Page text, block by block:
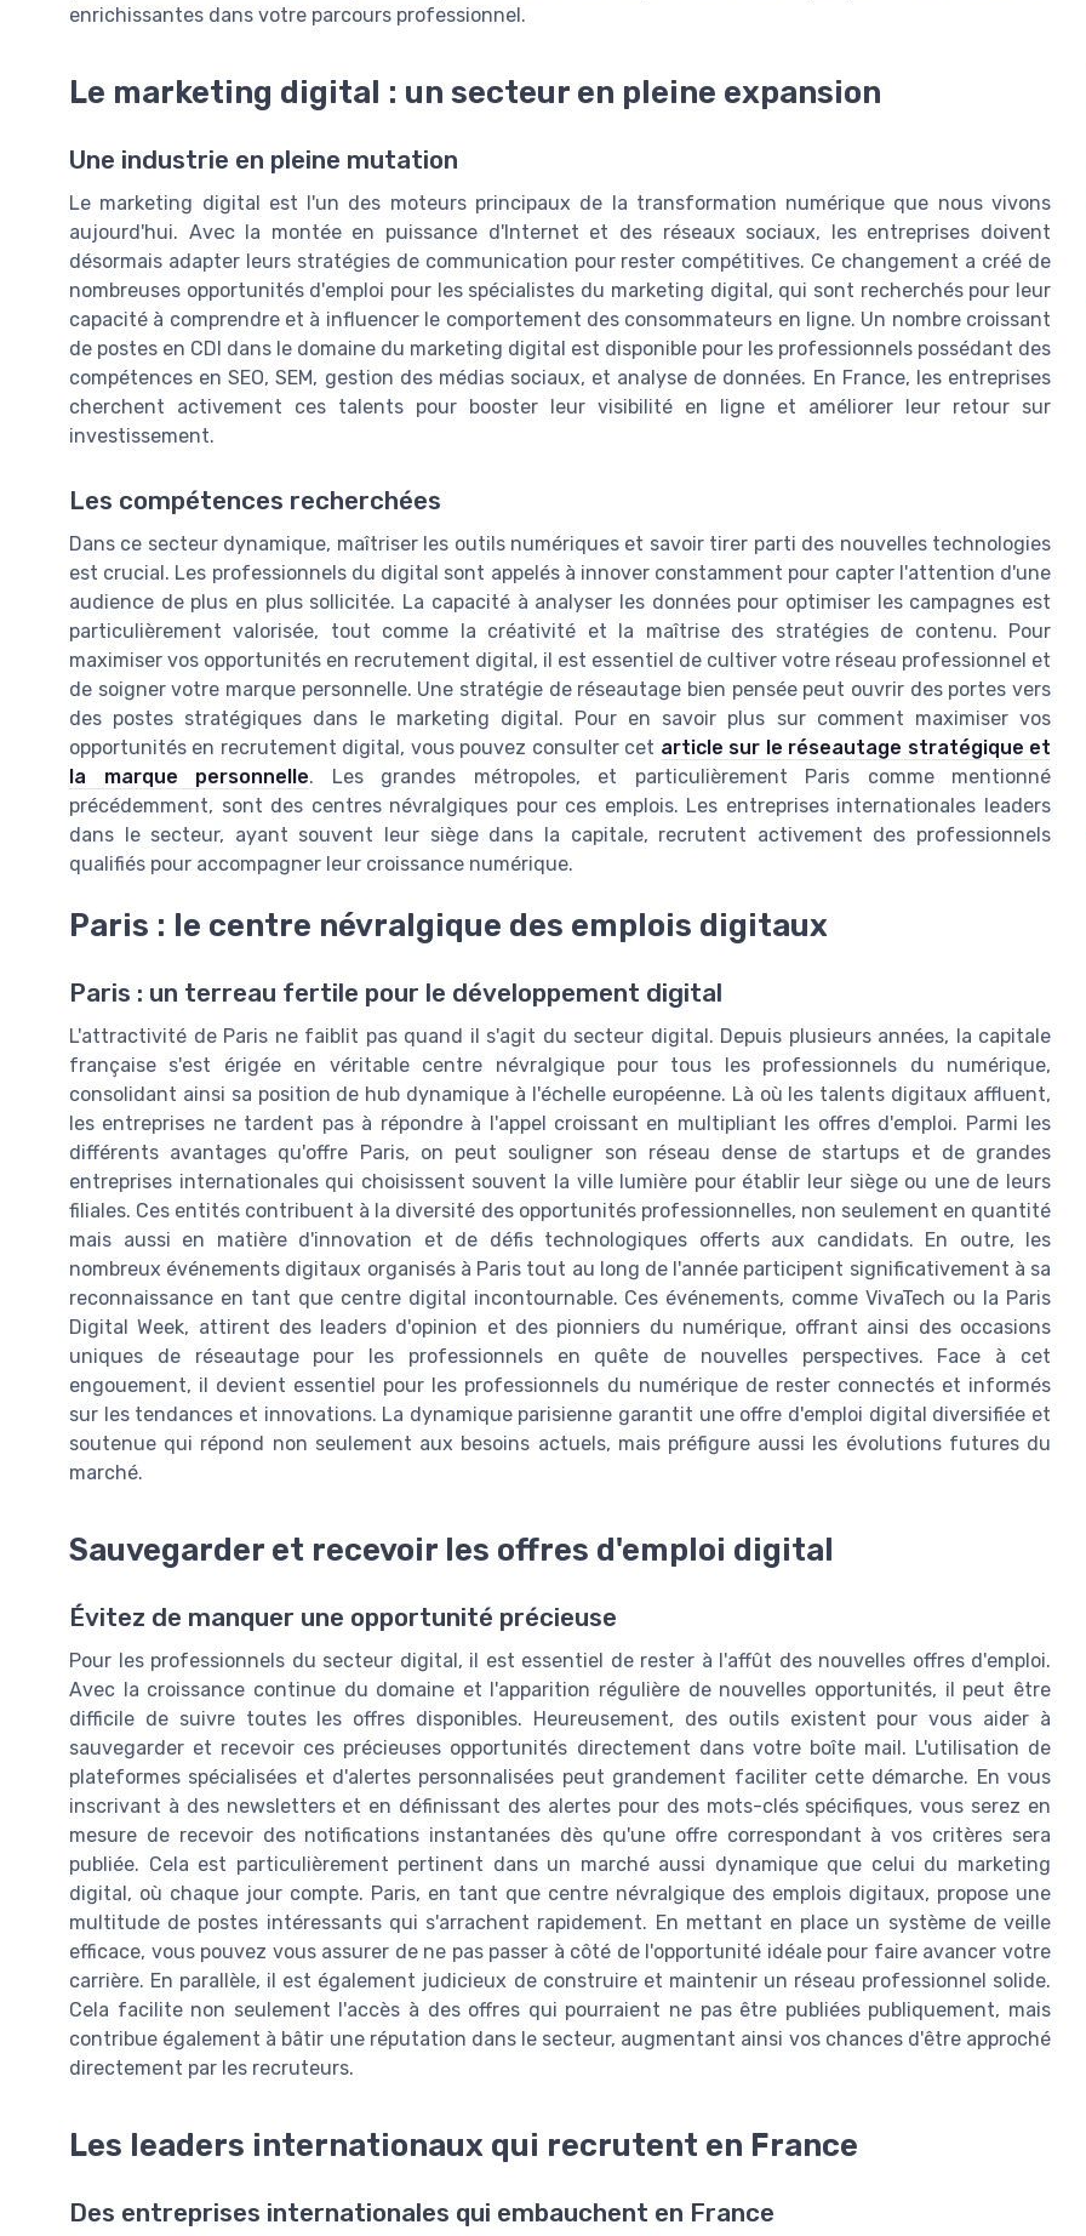
enrichissantes dans votre parcours professionnel.
Le marketing digital : un secteur en pleine expansion
Une industrie en pleine mutation
Le marketing digital est l'un des moteurs principaux de la transformation numérique que nous vivons
aujourd'hui. Avec la montée en puissance d'Internet et des réseaux sociaux, les entreprises doivent
désormais adapter leurs stratégies de communication pour rester compétitives. Ce changement a créé de
nombreuses opportunités d'emploi pour les spécialistes du marketing digital, qui sont recherchés pour leur
capacité à comprendre et à influencer le comportement des consommateurs en ligne. Un nombre croissant
de postes en CDI dans le domaine du marketing digital est disponible pour les professionnels possédant des
compétences en SEO, SEM, gestion des médias sociaux, et analyse de données. En France, les entreprises
cherchent activement ces talents pour booster leur visibilité en ligne et améliorer leur retour sur
investissement.
Les compétences recherchées
Dans ce secteur dynamique, maîtriser les outils numériques et savoir tirer parti des nouvelles technologies
est crucial. Les professionnels du digital sont appelés à innover constamment pour capter l'attention d'une
audience de plus en plus sollicitée. La capacité à analyser les données pour optimiser les campagnes est
particulièrement valorisée, tout comme la créativité et la maîtrise des stratégies de contenu. Pour
maximiser vos opportunités en recrutement digital, il est essentiel de cultiver votre réseau professionnel et
de soigner votre marque personnelle. Une stratégie de réseautage bien pensée peut ouvrir des portes vers
des postes stratégiques dans le marketing digital. Pour en savoir plus sur comment maximiser vos
opportunités en recrutement digital, vous pouvez consulter cet article sur le réseautage stratégique et
la marque personnelle. Les grandes métropoles, et particulièrement Paris comme mentionné
précédemment, sont des centres névralgiques pour ces emplois. Les entreprises internationales leaders
dans le secteur, ayant souvent leur siège dans la capitale, recrutent activement des professionnels
qualifiés pour accompagner leur croissance numérique.
Paris : le centre névralgique des emplois digitaux
Paris : un terreau fertile pour le développement digital
L'attractivité de Paris ne faiblit pas quand il s'agit du secteur digital. Depuis plusieurs années, la capitale
française s'est érigée en véritable centre névralgique pour tous les professionnels du numérique,
consolidant ainsi sa position de hub dynamique à l'échelle européenne. Là où les talents digitaux affluent,
les entreprises ne tardent pas à répondre à l'appel croissant en multipliant les offres d'emploi. Parmi les
différents avantages qu'offre Paris, on peut souligner son réseau dense de startups et de grandes
entreprises internationales qui choisissent souvent la ville lumière pour établir leur siège ou une de leurs
filiales. Ces entités contribuent à la diversité des opportunités professionnelles, non seulement en quantité
mais aussi en matière d'innovation et de défis technologiques offerts aux candidats. En outre, les
nombreux événements digitaux organisés à Paris tout au long de l'année participent significativement à sa
reconnaissance en tant que centre digital incontournable. Ces événements, comme VivaTech ou la Paris
Digital Week, attirent des leaders d'opinion et des pionniers du numérique, offrant ainsi des occasions
uniques de réseautage pour les professionnels en quête de nouvelles perspectives. Face à cet
engouement, il devient essentiel pour les professionnels du numérique de rester connectés et informés
sur les tendances et innovations. La dynamique parisienne garantit une offre d'emploi digital diversifiée et
soutenue qui répond non seulement aux besoins actuels, mais préfigure aussi les évolutions futures du
marché.
Sauvegarder et recevoir les offres d'emploi digital
Évitez de manquer une opportunité précieuse
Pour les professionnels du secteur digital, il est essentiel de rester à l'affût des nouvelles offres d'emploi.
Avec la croissance continue du domaine et l'apparition régulière de nouvelles opportunités, il peut être
difficile de suivre toutes les offres disponibles. Heureusement, des outils existent pour vous aider à
sauvegarder et recevoir ces précieuses opportunités directement dans votre boîte mail. L'utilisation de
plateformes spécialisées et d'alertes personnalisées peut grandement faciliter cette démarche. En vous
inscrivant à des newsletters et en définissant des alertes pour des mots-clés spécifiques, vous serez en
mesure de recevoir des notifications instantanées dès qu'une offre correspondant à vos critères sera
publiée. Cela est particulièrement pertinent dans un marché aussi dynamique que celui du marketing
digital, où chaque jour compte. Paris, en tant que centre névralgique des emplois digitaux, propose une
multitude de postes intéressants qui s'arrachent rapidement. En mettant en place un système de veille
efficace, vous pouvez vous assurer de ne pas passer à côté de l'opportunité idéale pour faire avancer votre
carrière. En parallèle, il est également judicieux de construire et maintenir un réseau professionnel solide.
Cela facilite non seulement l'accès à des offres qui pourraient ne pas être publiées publiquement, mais
contribue également à bâtir une réputation dans le secteur, augmentant ainsi vos chances d'être approché
directement par les recruteurs.
Les leaders internationaux qui recrutent en France
Des entreprises internationales qui embauchent en France